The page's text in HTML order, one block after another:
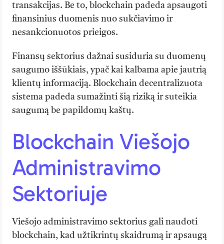
transakcijas. Be to, blockchain padeda apsaugoti
finansinius duomenis nuo sukčiavimo ir
nesankcionuotos prieigos.
Finansų sektorius dažnai susiduria su duomenų
saugumo iššūkiais, ypač kai kalbama apie jautrią
klientų informaciją. Blockchain decentralizuota
sistema padeda sumažinti šią riziką ir suteikia
saugumą be papildomų kaštų.
Blockchain Viešojo
Administravimo
Sektoriuje
Viešojo administravimo sektorius gali naudoti
blockchain, kad užtikrintų skaidrumą ir apsaugą